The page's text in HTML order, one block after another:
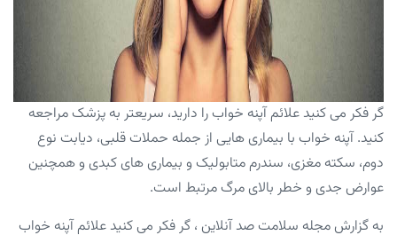
گر فکر می کنید علائم آپنه خواب را دارید، سریعتر به پزشک مراجعه
کنید. آپنه خواب با بیماری هایی از جمله حملات قلبی، دیابت نوع
دوم، سکته مغزی، سندرم متابولیک و بیماری های کبدی و همچنین
عوارض جدی و خطر بالای مرگ مرتبط است.
به گزارش مجله سلامت صد آنلاین ، گر فکر می کنید علائم آپنه خواب